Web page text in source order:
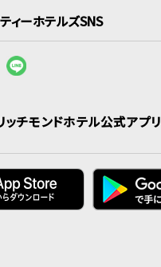
ィーホテルズSNS
ッチモンドホテル公式アプリ